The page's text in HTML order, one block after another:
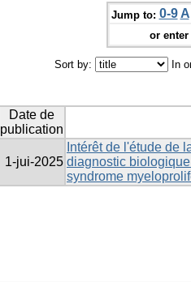
Jump to: 0-9 A
or
Sort by: In
Date de
publication
1-jui-2025
Intérêt de l'étude de
diagnostic
syndrome